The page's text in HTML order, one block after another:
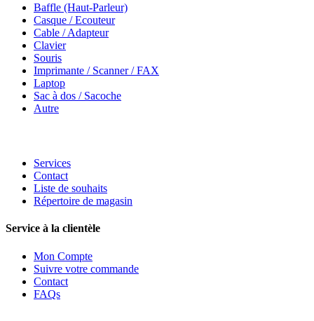
Baffle (Haut-Parleur)
Casque / Ecouteur
Cable / Adapteur
Clavier
Souris
Imprimante / Scanner / FAX
Laptop
Sac à dos / Sacoche
Autre
Services
Contact
Liste de souhaits
Répertoire de magasin
Service à la clientèle
Mon Compte
Suivre votre commande
Contact
FAQs